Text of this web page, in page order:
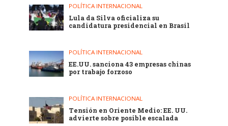
POLÍTICA INTERNACIONAL
Lula da Silva oficializa su
candidatura presidencial en Brasil
POLÍTICA INTERNACIONAL
EE.UU. sanciona 43 empresas chinas
por trabajo forzoso
POLÍTICA INTERNACIONAL
Tensión en Oriente Medio: EE. UU.
advierte sobre posible escalada